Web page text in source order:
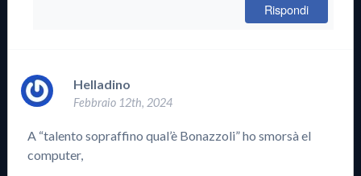
Rispondi
Helladino
Febbraio 12th, 2024
A “talento sopraffino qual’è Bonazzoli” ho smorsà el
computer,